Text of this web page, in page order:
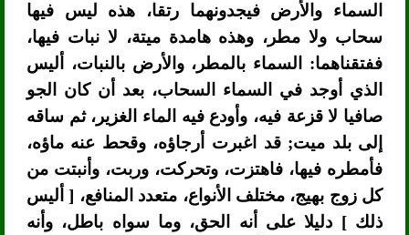
السماء والأرض فيجدونهما رتقا، هذه ليس فيها
سحاب ولا مطر، وهذه هامدة ميتة، لا نبات فيها،
ففتقناهما: السماء بالمطر، والأرض بالنبات، أليس
الذي أوجد في السماء السحاب، بعد أن كان الجو
صافيا لا قزعة فيه، وأودع فيه الماء الغزير، ثم ساقه
إلى بلد ميت; قد اغبرت أرجاؤه، وقحط عنه ماؤه،
فأمطره فيها، فاهتزت، وتحركت، وربت، وأنبتت من
كل زوج بهيج، مختلف الأنواع، متعدد المنافع، [ أليس
ذلك ] دليلا على أنه الحق، وما سواه باطل، وأنه